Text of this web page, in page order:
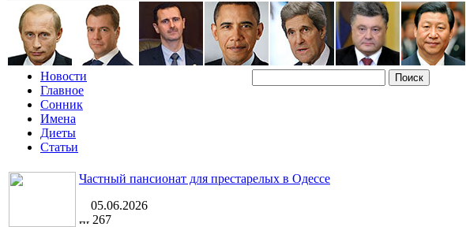
Новости
Главное
Сонник
Имена
Диеты
Статьи
Частный пансионат для престарелых в Одессе
05.06.2026
267